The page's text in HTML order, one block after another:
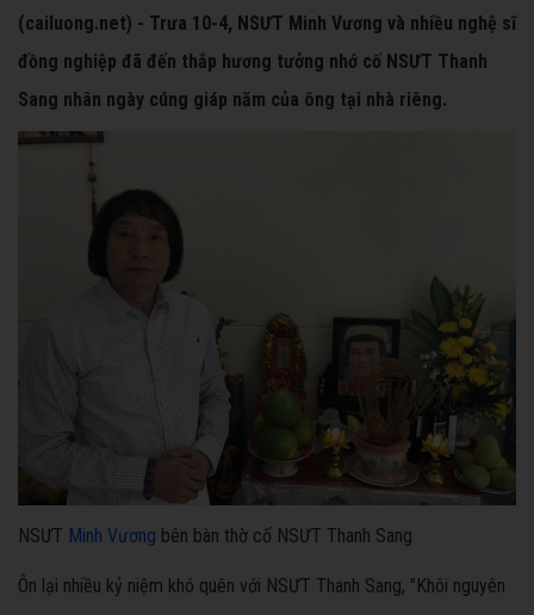
(cailuong.net) - Trưa 10-4, NSƯT Minh Vương và nhiều nghệ sĩ
đồng nghiệp đã đến thắp hương tưởng nhớ cố NSƯT Thanh
Sang nhân ngày cúng giáp năm của ông tại nhà riêng.
NSƯT Minh Vương bên bàn thờ cố NSƯT Thanh Sang
Ôn lại nhiều kỷ niệm khó quên với NSƯT Thanh Sang, "Khôi nguyên